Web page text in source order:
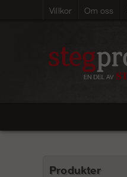
Villkor Om oss
Produkter